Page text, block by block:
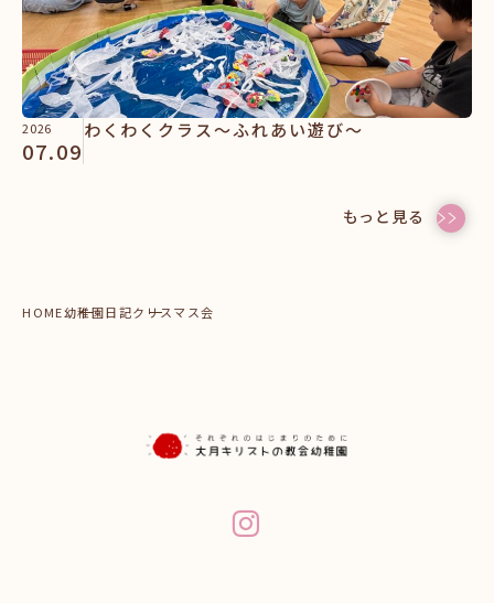
2026
07.09
わくわくクラス～ふれあい遊び～
もっと見る
HOME幼稚園日記クリスマス会